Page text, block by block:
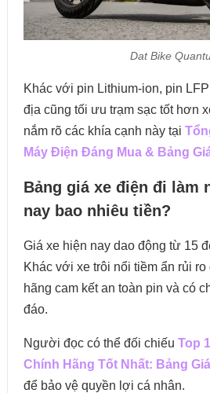
Dat Bike
Khác với pin Lithium-ion, pin
địa cũng tối ưu trạm sạc tốt hơn
nắm rõ các khía cạnh này tại
Máy Điện Đáng Mua & Bảng
Bảng giá xe điện đi làm
nay bao nhiêu tiền?
Giá xe hiện nay dao động từ 15
Khác với xe trôi nổi tiềm ẩn rủi
hãng cam kết an toàn pin và có
đáo.
Người đọc có thể đối chiếu Top
Chính Hãng Tốt Nhất: Bảng
để bảo vệ quyền lợi cá nhân.